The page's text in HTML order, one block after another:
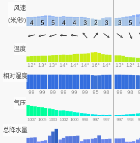
风速
(米/秒) 4 5 5 4 4 3 2 3 3 5
温度
12° 13° 13° 14° 14° 14° 16° 14° 13° 12°
相对湿度
99 99 99 99 99 99 95 98 99 98
气压
1007 1005 1003 1002 1000 998 997 997 997 998
总降水量